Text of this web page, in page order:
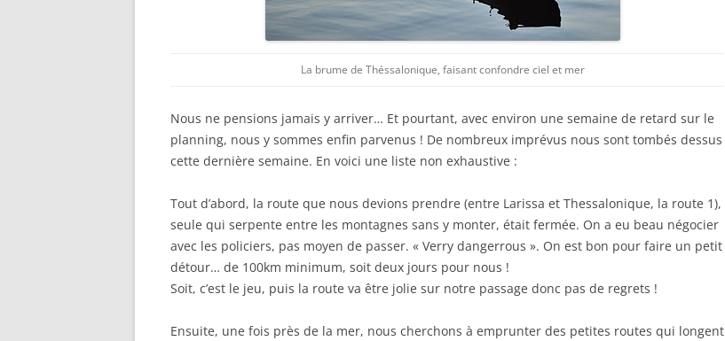
La brume de Théssalonique, faisant confondre ciel et mer
Nous ne pensions jamais y arriver… Et pourtant, avec environ une semaine de retard sur le
planning, nous y sommes enfin parvenus ! De nombreux imprévus nous sont tombés dessus
cette dernière semaine. En voici une liste non exhaustive :
Tout d’abord, la route que nous devions prendre (entre Larissa et Thessalonique, la route 1),
seule qui serpente entre les montagnes sans y monter, était fermée. On a eu beau négocier
avec les policiers, pas moyen de passer. « Verry dangerrous ». On est bon pour faire un petit
détour… de 100km minimum, soit deux jours pour nous !
Soit, c’est le jeu, puis la route va être jolie sur notre passage donc pas de regrets !
Ensuite, une fois près de la mer, nous cherchons à emprunter des petites routes qui longent